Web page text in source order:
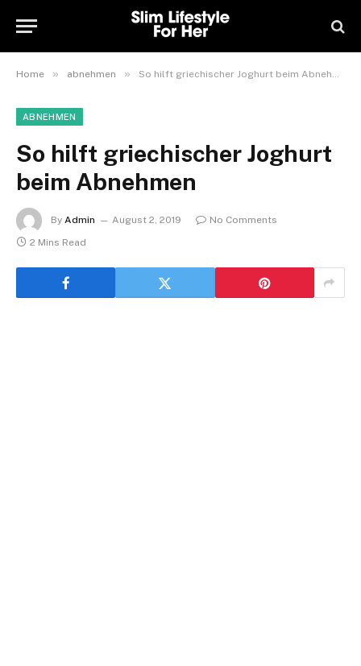
Home » abnehmen » So hilft griechischer Joghurt beim Abnehmen
ABNEHMEN
So hilft griechischer Joghurt
beim Abnehmen
By Admin August 2, 2019
No Comments
2 Mins Read